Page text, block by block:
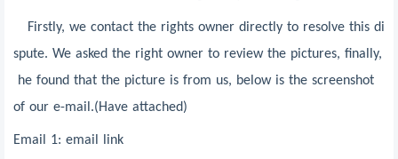
Firstly, we contact the rights owner directly to resolve this di
spute. We asked the right owner to review the pictures, finally,
he found that the picture is from us, below is the screenshot
of our e-mail.(Have attached)
Email 1: email link